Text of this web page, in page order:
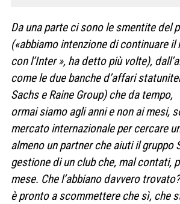
Da una parte ci sono le smentite del
(«abbiamo intenzione di continuare
con l’Inter », ha detto più volte),
come le due banche d’affari
Sachs e Raine Group) che da tempo,
ormai siamo agli anni e non ai mesi,
mercato internazionale per cercare
almeno un partner che aiuti il gruppo
gestione di un club che, mal contati,
mese. Che l’abbiano davvero
è pronto a scommettere che sì, che